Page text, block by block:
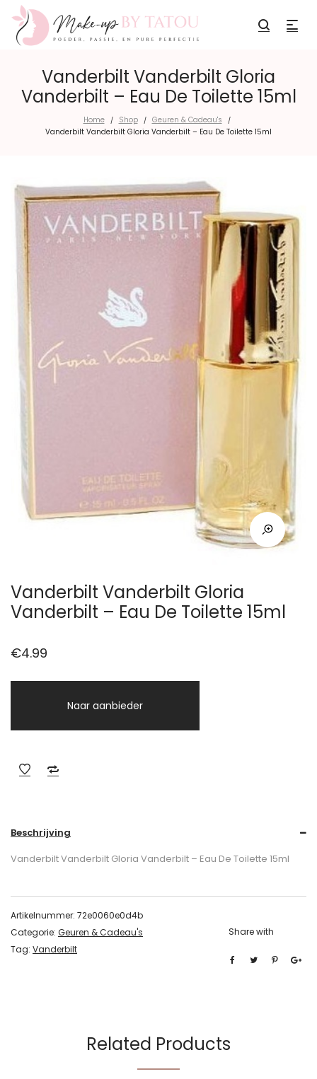
Vanderbilt Vanderbilt Gloria
Vanderbilt – Eau De Toilette 15ml
Home / Shop / Geuren & Cadeau's /
Vanderbilt Vanderbilt Gloria Vanderbilt – Eau De Toilette 15ml
Vanderbilt Vanderbilt Gloria
Vanderbilt – Eau De Toilette 15ml
€4.99
Naar aanbieder
Beschrijving
Vanderbilt Vanderbilt Gloria Vanderbilt – Eau De Toilette 15ml
Artikelnummer: 72e0060e0d4b
Categorie: Geuren & Cadeau's
Tag: Vanderbilt
Share with
Related Products